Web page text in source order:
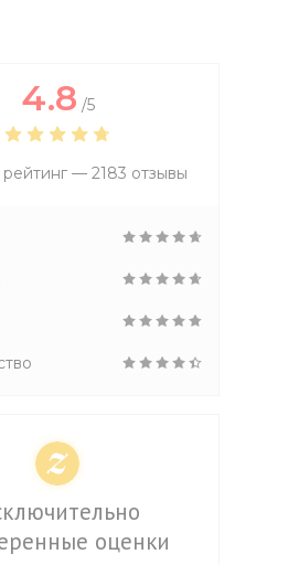
4.8 /5
— 2183 отзывы
оценки